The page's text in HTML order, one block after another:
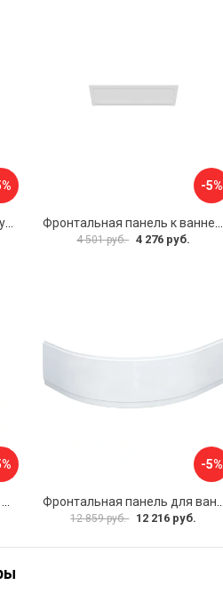
-5%
4 501 руб. 4 276 руб.
-5%
12 859 руб. 12 216 руб.